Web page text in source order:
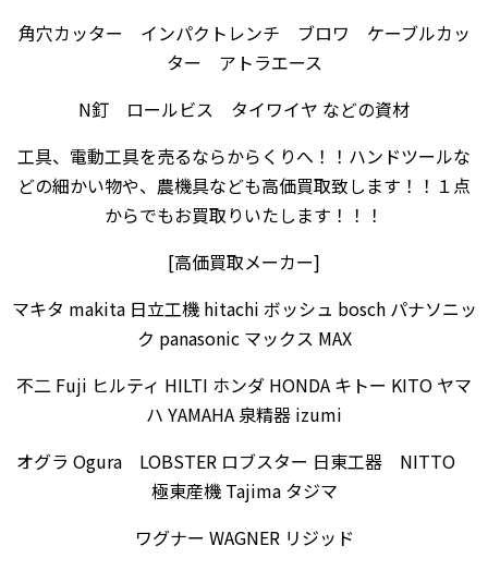
角穴カッター インパクトレンチ ブロワ ケーブルカッ
ター アトラエース
N釘 ロールビス タイワイヤ などの資材
工具、電動工具を売るならからくりへ！！ハンドツールな
どの細かい物や、農機具なども高価買取致します！！１点
からでもお買取りいたします！！！
[高価買取メーカー]
マキタ makita 日立工機 hitachi ボッシュ bosch パナソニッ
ク panasonic マックス MAX
不二 Fuji ヒルティ HILTI ホンダ HONDA キトー KITO ヤマ
ハ YAMAHA 泉精器 izumi
オグラ Ogura LOBSTER ロブスター 日東工器 NITTO
極東産機 Tajima タジマ
ワグナー WAGNER リジッド